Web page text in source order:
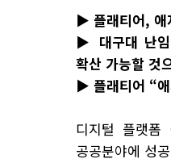
▶ 플래티어,
▶ 대구대 난
확산 가능할 것
▶ 플래티어 “
디지털 플랫폼
공공분야에 성